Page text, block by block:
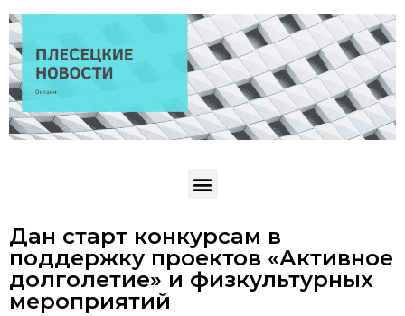
Дан старт конкурсам в
поддержку проектов «Активное
долголетие» и физкультурных
мероприятий